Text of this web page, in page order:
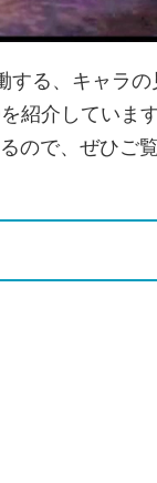
する、キャラの
紹介しています
ので、ぜひご